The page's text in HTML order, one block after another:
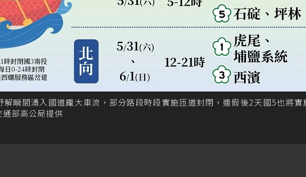
解瞬間湧入國道龐大車流，部分路段時段實施匝道封閉，連假後2天國5也將實
部高公局提供